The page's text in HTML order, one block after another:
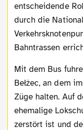
entscheidende
durch die
Bahntrassen
Mit dem Bus fuhren wir weiter zum Bahnhof nach
Bełżec, an dem
Züge halten. Auf
ehemalige
zerstört ist und